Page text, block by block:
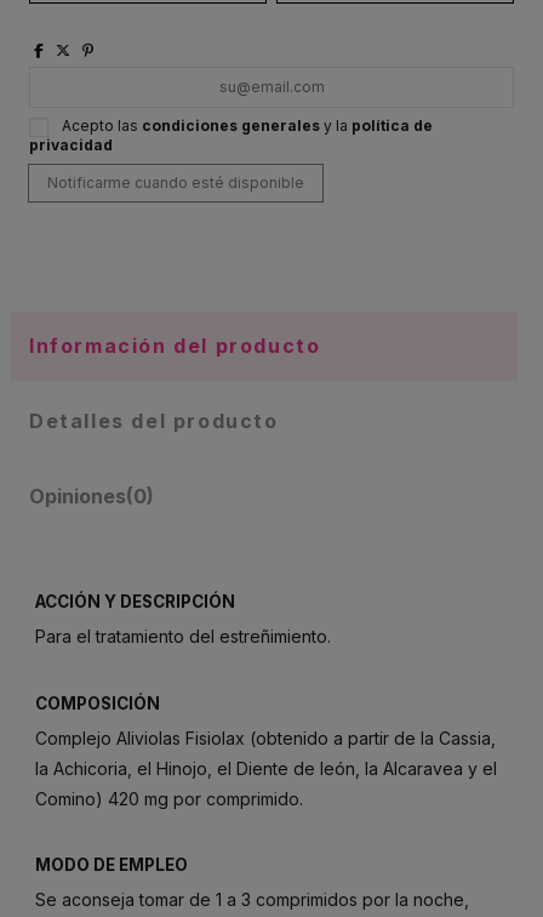
Acepto las condiciones generales y la política de
privacidad
Información del producto
Detalles del producto
Opiniones(0)
ACCIÓN Y DESCRIPCIÓN
Para el tratamiento del estreñimiento.
COMPOSICIÓN
Complejo Aliviolas Fisiolax (obtenido a partir de la Cassia,
la Achicoria, el Hinojo, el Diente de león, la Alcaravea y el
Comino) 420 mg por comprimido.
MODO DE EMPLEO
Se aconseja tomar de 1 a 3 comprimidos por la noche,